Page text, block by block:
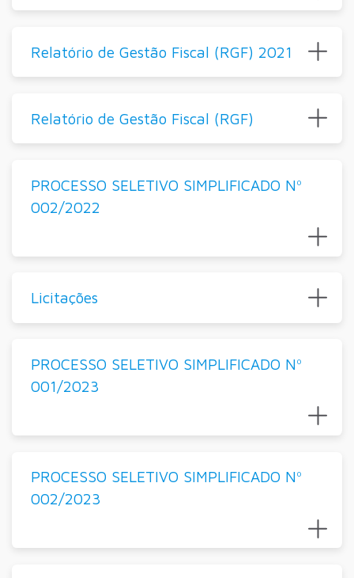
Relatório de Gestão Fiscal (RGF) 2021
Relatório de Gestão Fiscal (RGF)
PROCESSO SELETIVO SIMPLIFICADO Nº
002/2022
Licitações
PROCESSO SELETIVO SIMPLIFICADO Nº
001/2023
PROCESSO SELETIVO SIMPLIFICADO Nº
002/2023